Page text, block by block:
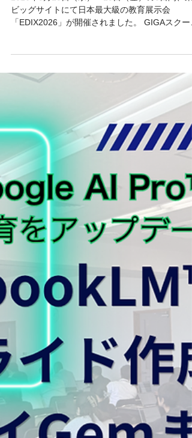
用ツールで教育をアップデー
ト！（2026.05.13〜14実施）
「EDIX2026」が開催されました。 GIGAスクー
構想第2期の本格化、そして生成AIの日常化とい
大きな転換期を迎える中、会場は最新の教育テク
ノロジーを求める自治体関係者さまや先生方の熱
気に包まれていました。 本記事では、パートナ
企業様のブースにて登壇・デモンストレーション
を担当したスクールエージェントの2日間の取り
ース】「Fast AI」と「Slow AI」で描く、これか
の教員スタイル ASUS（エイスース）ブースで
は、2日間に分けて弊社メンバーの田中と辻が登
壇。 「日々進化する生成AIとどう向き合うか」を
テーマに、それぞれの視点からこれからの教育の
あり方を提示しました。 5月13日（水）：田中に
壇。業務を圧倒的に引き算し、先生方が子どもた
ちと向き合う「自由に使える時間」を生み出すた
めの『Fast AI』としての活用術を解説。...